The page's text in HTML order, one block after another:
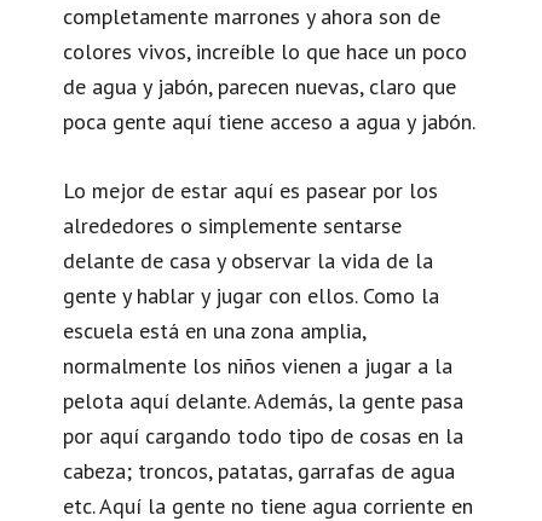
completamente marrones y ahora son de
colores vivos, increíble lo que hace un poco
de agua y jabón, parecen nuevas, claro que
poca gente aquí tiene acceso a agua y jabón.
Lo mejor de estar aquí es pasear por los
alrededores o simplemente sentarse
delante de casa y observar la vida de la
gente y hablar y jugar con ellos. Como la
escuela está en una zona amplia,
normalmente los niños vienen a jugar a la
pelota aquí delante. Además, la gente pasa
por aquí cargando todo tipo de cosas en la
cabeza; troncos, patatas, garrafas de agua
etc. Aquí la gente no tiene agua corriente en